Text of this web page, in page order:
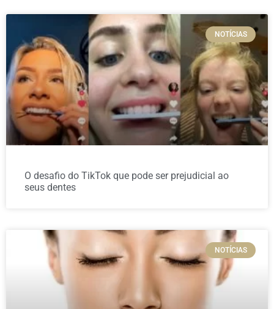
NOTÍCIAS
O desafio do TikTok que pode ser prejudicial ao
seus dentes
NOTÍCIAS